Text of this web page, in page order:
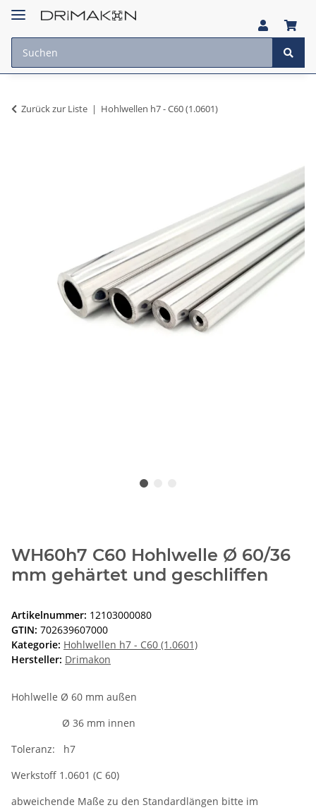
Zurück zur Liste Hohlwellen h7 - C60 (1.0601)
WH60h7 C60 Hohlwelle Ø 60/36
mm gehärtet und geschliffen
Artikelnummer: 12103000080
GTIN: 702639607000
Kategorie: Hohlwellen h7 - C60 (1.0601)
Hersteller: Drimakon
Hohlwelle Ø 60 mm außen
Ø 36 mm innen
Toleranz: h7
Werkstoff 1.0601 (C 60)
abweichende Maße zu den Standardlängen bitte im